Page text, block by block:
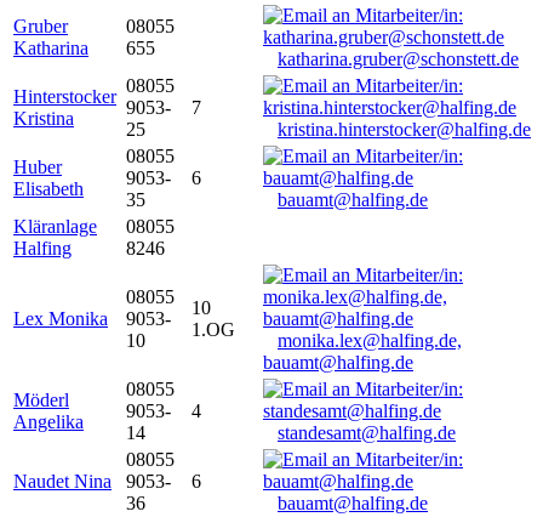
Gruber
Katharina
08055
655
katharina.gruber@schonstett.de
Hinterstocker
Kristina
08055
9053-
25
7
kristina.hinterstocker@halfing.de
Huber
Elisabeth
08055
9053-
35
6
bauamt@halfing.de
Kläranlage
Halfing
08055
8246
Lex Monika
08055
9053-
10
10
1.OG
monika.lex@halfing.de,
bauamt@halfing.de
Möderl
Angelika
08055
9053-
14
4
standesamt@halfing.de
Naudet Nina
08055
9053-
36
6
bauamt@halfing.de